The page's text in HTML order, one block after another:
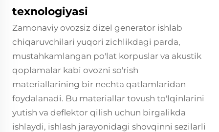
texnologiyasi
Zamonaviy ovozsiz dizel generator ishlab
chiqaruvchilari yuqori zichlikdagi parda,
mustahkamlangan po'lat korpuslar va akustik
qoplamalar kabi ovozni so'rish
materiallarining bir nechta qatlamlaridan
foydalanadi. Bu materiallar tovush to'lqinlarini
yutish va deflektor qilish uchun birgalikda
ishlaydi, ishlash jarayonidagi shovqinni sezilarli